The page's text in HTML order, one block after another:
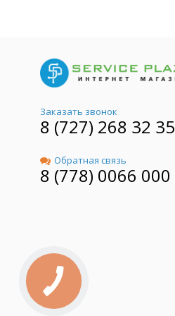
Заказать звонок
8 (727) 268 32 35
Обратная связь
8 (778) 0066 000